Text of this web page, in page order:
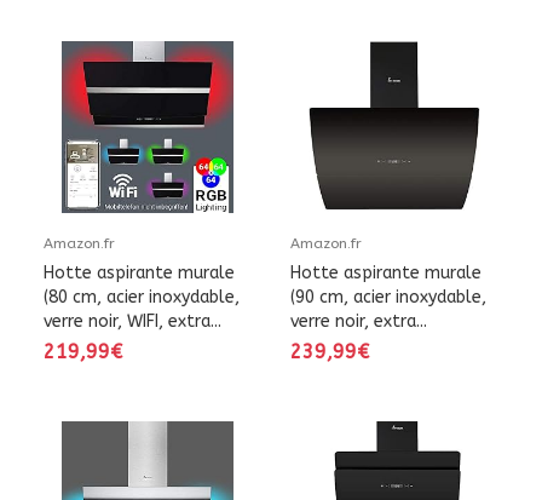
Amazon.fr
Hotte aspirante murale
(80 cm, acier inoxydable,
verre noir, WIFI, extra...
219,99€
Amazon.fr
Hotte aspirante murale
(90 cm, acier inoxydable,
verre noir, extra...
239,99€